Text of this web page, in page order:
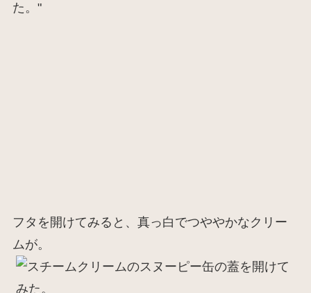
フタを開けてみると、真っ白でつややかなクリー
ムが。